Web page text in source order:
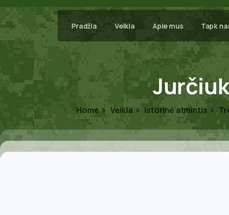
Pradžia Veikla Apie mus Tapk
Home Veikla Istorinė atmintis